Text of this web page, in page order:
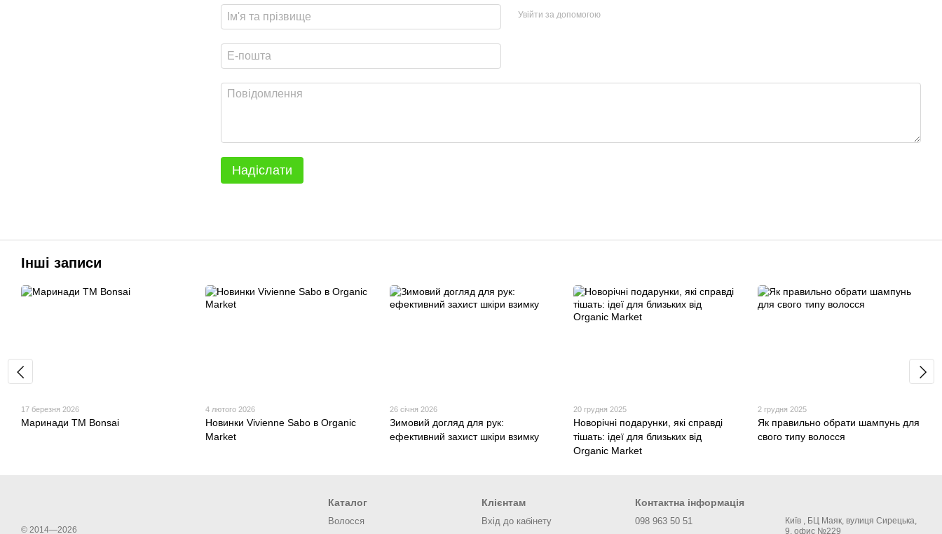
Увійти за допомогою
Надіслати
Інші записи
17 березня 2026
Маринади ТМ Bonsai
4 лютого 2026
Новинки Vivienne Sabo в Organic
Market
26 січня 2026
Зимовий догляд для рук:
ефективний захист шкіри взимку
20 грудня 2025
Новорічні подарунки, які справді
тішать: ідеї для близьких від
Organic Market
2 грудня 2025
Як правильно обрати шампунь для
свого типу волосся
© 2014—2026
Каталог
Волосся
Клієнтам
Вхід до кабінету
Контактна інформація
098 963 50 51
Київ , БЦ Маяк, вулиця Сирецька,
9, офис №229